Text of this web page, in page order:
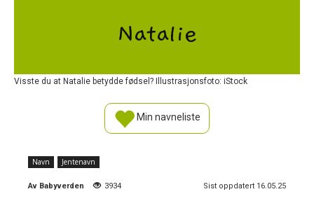
Natalie
Visste du at Natalie betydde fødsel? Illustrasjonsfoto: iStock
Min navneliste
Navn Jentenavn
Av Babyverden 3934 Sist oppdatert 16.05.25